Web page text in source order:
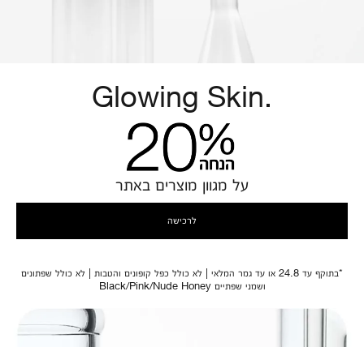
Glowing Skin.
על מגוון מוצרים באתר
לרכישה
*בתוקף עד 24.8 או עד גמר המלאי | לא כולל כפל קופונים והטבות | לא כולל שפתונים
ושמני שפתיים Black/Pink/Nude Honey